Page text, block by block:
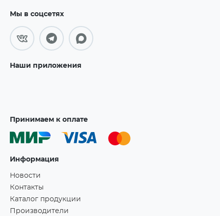
Мы в соцсетях
Наши приложения
Принимаем к оплате
Информация
Новости
Контакты
Каталог продукции
Производители